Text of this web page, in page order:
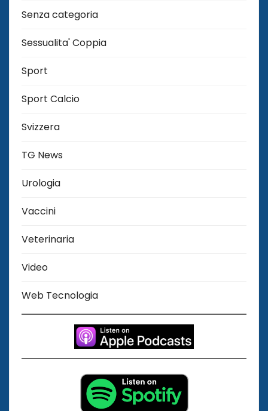
Senza categoria
Sessualita' Coppia
Sport
Sport Calcio
Svizzera
TG News
Urologia
Vaccini
Veterinaria
Video
Web Tecnologia